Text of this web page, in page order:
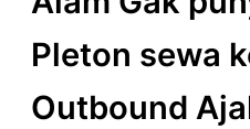
Pleton sewa
Outbound